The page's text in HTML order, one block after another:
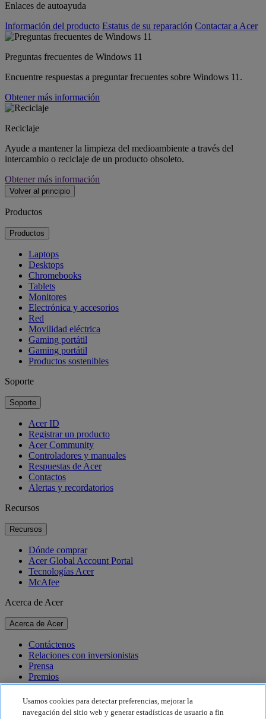
Enlaces de autoayuda
Información del producto Estatus de su reparación Contactar a Acer
Preguntas frecuentes de Windows 11
Encuentre respuestas a preguntar frecuentes sobre Windows 11.
Obtener más información
Reciclaje
Ayude a mantener la limpieza del medioambiente a través del
intercambio o reciclaje de un producto obsoleto.
Obtener más información
Volver al principio
Productos
Productos
Laptops
Desktops
Chromebooks
Tablets
Monitores
Electrónica y accesorios
Red
Movilidad eléctrica
Gaming portátil
Gaming portátil
Productos sostenibles
Soporte
Soporte
Acer ID
Registrar un producto
Acer Community
Controladores y manuales
Respuestas de Acer
Contactos
Alertas y recordatorios
Recursos
Recursos
Dónde comprar
Acer Global Account Portal
Tecnologías Acer
McAfee
Acerca de Acer
Acerca de Acer
Contáctenos
Relaciones con inversionistas
Prensa
Premios
Eventos
Sostenibilidad
Usamos cookies para detectar preferencias, mejorar la
navegación del sitio web y generar estadísticas de usuario a fin